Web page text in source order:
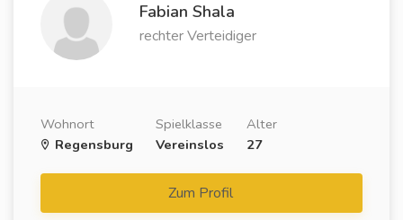
Fabian Shala
rechter Verteidiger
Wohnort
Regensburg
Spielklasse
Vereinslos
Alter
27
Zum Profil